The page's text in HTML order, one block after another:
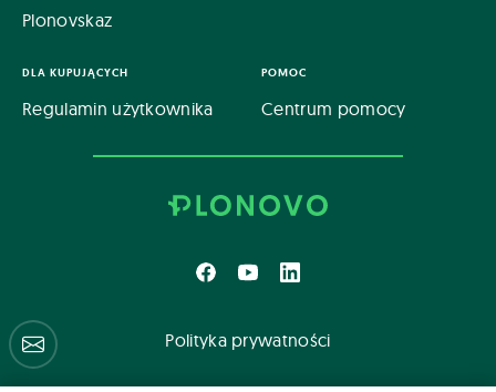
Plonovskaz
DLA KUPUJĄCYCH
Regulamin użytkownika
POMOC
Centrum pomocy
Polityka prywatności
Centrum pomocy